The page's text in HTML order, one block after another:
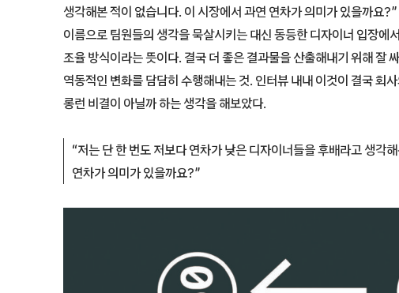
생각해본 적이 없습니다. 이 시장에서 과연 연차가 의미가 있을까요
이름으로 팀원들의 생각을 묵살시키는 대신 동등한 디자이너 입장에
조율 방식이라는 뜻이다. 결국 더 좋은 결과물을 산출해내기 위해 잘
역동적인 변화를 담담히 수행해내는 것. 인터뷰 내내 이것이 결국 회
롱런 비결이 아닐까 하는 생각을 해보았다.
“저는 단 한 번도 저보다 연차가 낮은 디자이너들을 후배라고 생각
연차가 의미가 있을까요?”